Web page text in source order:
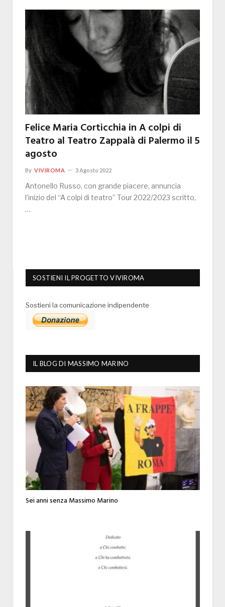
Felice Maria Corticchia in A colpi di
Teatro al Teatro Zappalà di Palermo il 5
agosto
By VIVIROMA 3 Agosto 2022
Antonello Russo, con grande piacere, annuncia
l’inizio del “A colpi di teatro” Tour 2022/2023 scritto,
…
SOSTIENI IL PROGETTO VIVIROMA
Sostieni la comunicazione indipendente
IL BLOG DI MASSIMO MARINO
Sei anni senza Massimo Marino